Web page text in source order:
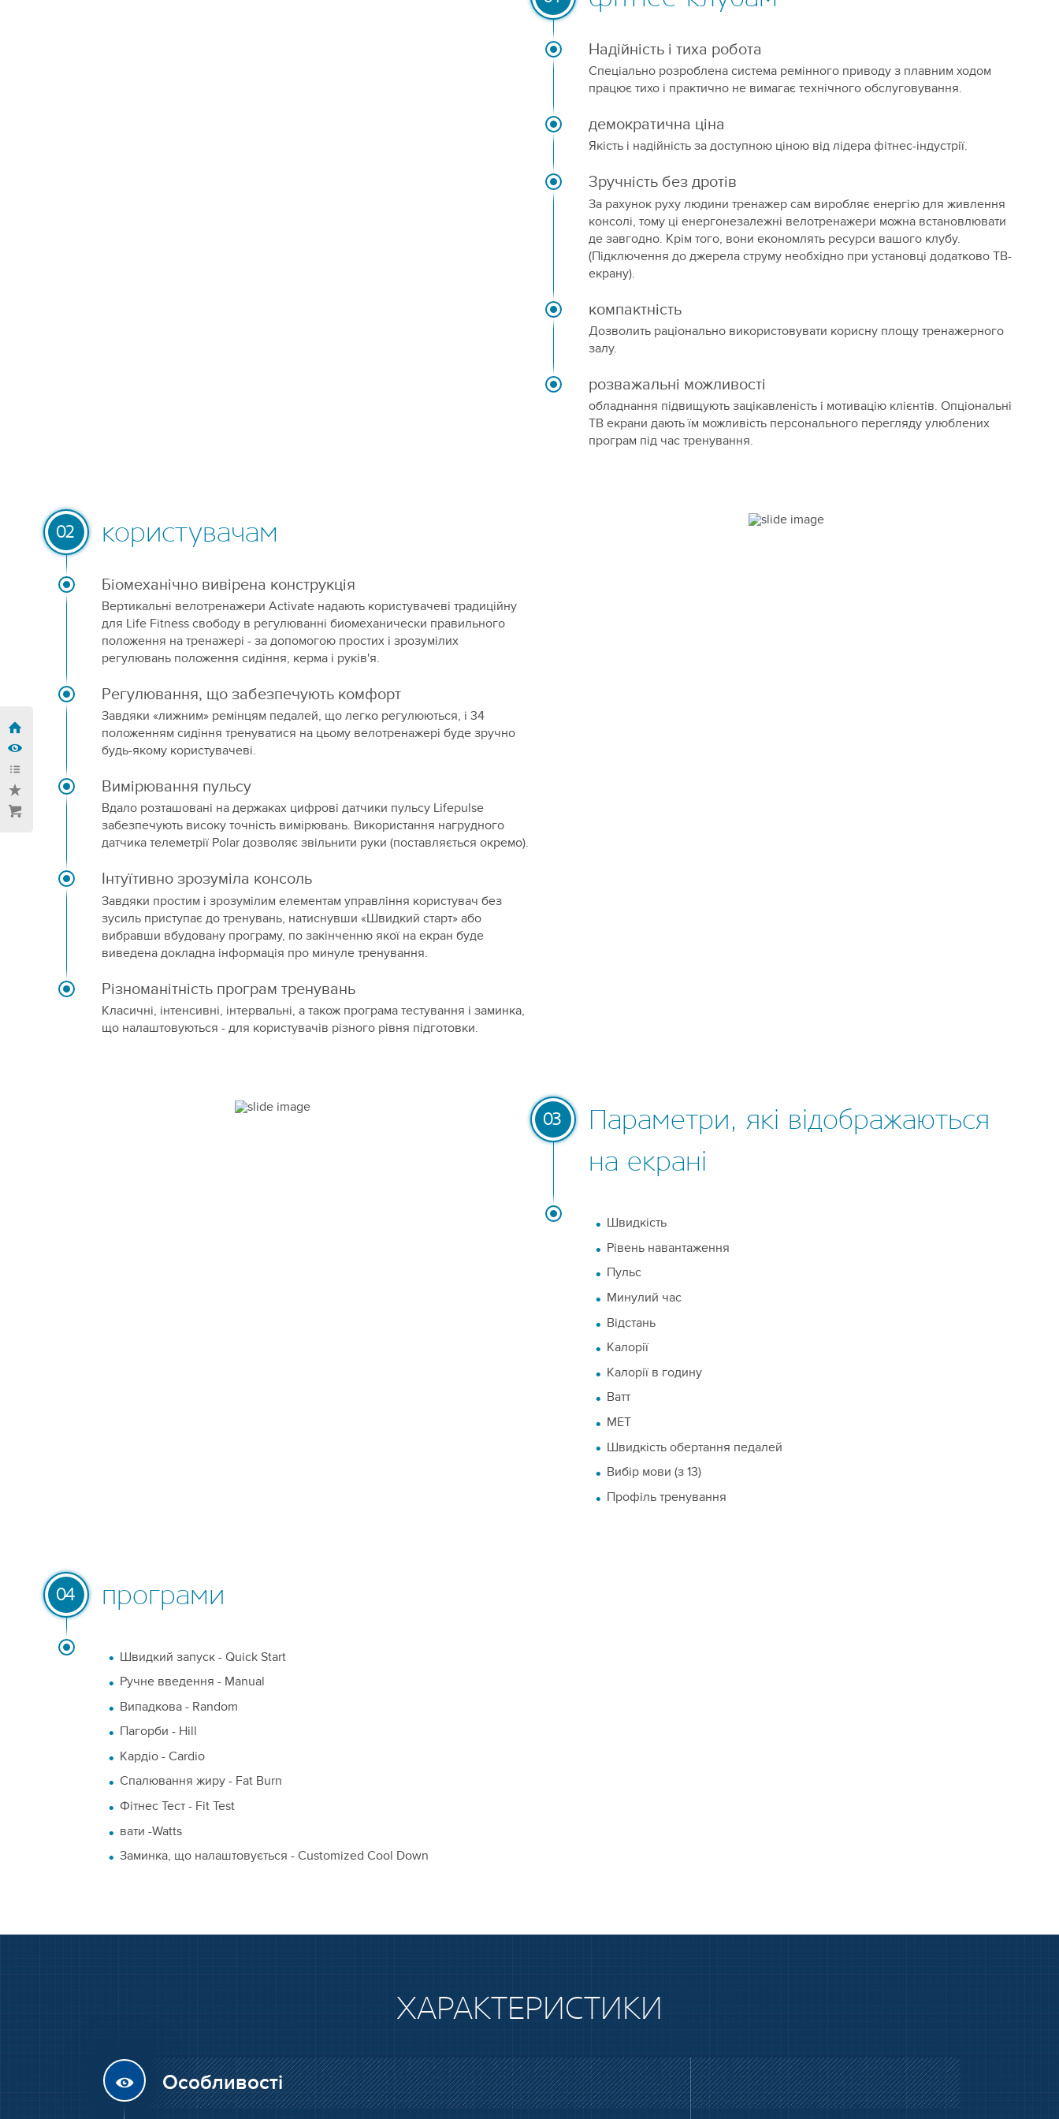
Надійність і тиха робота
Спеціально розроблена система ремінного приводу з плавним ходом
працює тихо і практично не вимагає технічного обслуговування.
демократична ціна
Якість і надійність за доступною ціною від лідера фітнес-індустрії.
Зручність без дротів
За рахунок руху людини тренажер сам виробляє енергію для живлення
консолі, тому ці енергонезалежні велотренажери можна встановлювати
де завгодно. Крім того, вони економлять ресурси вашого клубу.
(Підключення до джерела струму необхідно при установці додатково ТВ-
екрану).
компактність
Дозволить раціонально використовувати корисну площу тренажерного
залу.
розважальні можливості
обладнання підвищують зацікавленість і мотивацію клієнтів. Опціональні
ТВ екрани дають їм можливість персонального перегляду улюблених
програм під час тренування.
02 користувачам
Біомеханічно вивірена конструкція
Вертикальні велотренажери Activate надають користувачеві традиційну
для Life Fitness свободу в регулюванні биомеханически правильного
положення на тренажері - за допомогою простих і зрозумілих
регулювань положення сидіння, керма і руків'я.
Регулювання, що забезпечують комфорт
Завдяки «лижним» ремінцям педалей, що легко регулюються, і 34
положенням сидіння тренуватися на цьому велотренажері буде зручно
будь-якому користувачеві.
Вимірювання пульсу
Вдало розташовані на держаках цифрові датчики пульсу Lifepulse
забезпечують високу точність вимірювань. Використання нагрудного
датчика телеметрії Polar дозволяє звільнити руки (поставляється окремо).
Інтуїтивно зрозуміла консоль
Завдяки простим і зрозумілим елементам управління користувач без
зусиль приступає до тренувань, натиснувши «Швидкий старт» або
вибравши вбудовану програму, по закінченню якої на екран буде
виведена докладна інформація про минуле тренування.
Різноманітність програм тренувань
Класичні, інтенсивні, інтервальні, а також програма тестування і заминка,
що налаштовуються - для користувачів різного рівня підготовки.
03
Параметри, які відображаються
на екрані
Швидкість
Рівень навантаження
Пульс
Минулий час
Відстань
Калорії
Калорії в годину
Ватт
МЕТ
Швидкість обертання педалей
Вибір мови (з 13)
Профіль тренування
04 програми
Швидкий запуск - Quick Start
Ручне введення - Manual
Випадкова - Random
Пагорби - Hill
Кардіо - Cardio
Спалювання жиру - Fat Burn
Фітнес Тест - Fit Test
вати -Watts
Заминка, що налаштовується - Customized Cool Down
ХАРАКТЕРИСТИКИ
Особливості